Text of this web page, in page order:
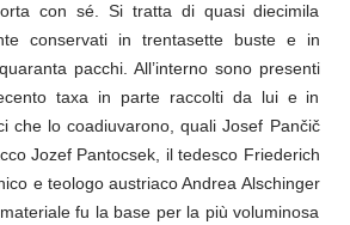
con sé. Si tratta di quasi diecimila
conservati in trentasette buste e in
pacchi. All’interno sono presenti
taxa in parte raccolti da lui e in
che lo coadiuvarono, quali Josef Pančič
Jozef Pantocsek, il tedesco Friederich
e teologo austriaco Andrea Alschinger
fu la base per la più voluminosa